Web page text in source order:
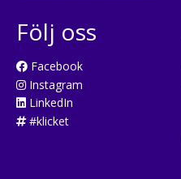
Följ oss
Facebook
Instagram
LinkedIn
#klicket